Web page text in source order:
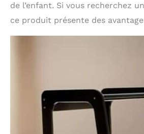
de l’enfant. Si vous recherchez
ce produit présente des